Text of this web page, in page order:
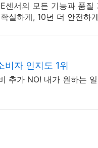
센서의 모든 기능과 품질
실하게, 10년 더 안전하
비자 인지도 1위
추가 NO! 내가 원하는